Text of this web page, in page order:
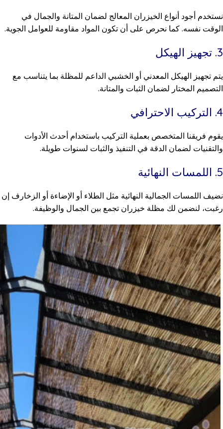
نستخدم أجود أنواع الخيزران المعالج لضمان المتانة والجمال في
الوقت نفسه. كما نحرص على أن تكون المواد مقاومة للعوامل الجوية.
3. تجهيز الهيكل
يتم تجهيز الهيكل المعدني أو الخشبي الداعم للمظلة بما يتناسب مع
التصميم المختار لضمان الثبات والمتانة.
4. التركيب الاحترافي
يقوم فريقنا المتخصص بعملية التركيب باستخدام أحدث الأدوات
والتقنيات لضمان الدقة في التنفيذ والثبات لسنوات طويلة.
5. اللمسات النهائية
نضيف اللمسات الجمالية النهائية مثل الطلاء أو الإضاءة أو الزخارف إن
رغبت، لنضمن لك مظلة خيزران تجمع بين الجمال والوظيفة.